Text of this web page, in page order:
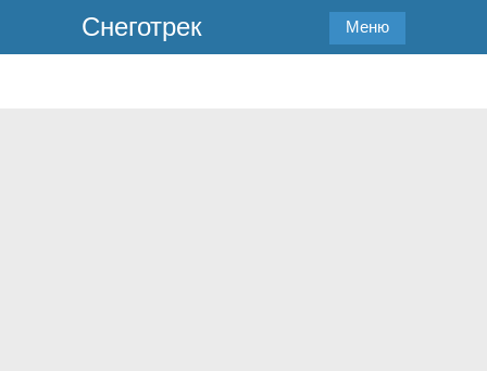
Меню
Снеготрек